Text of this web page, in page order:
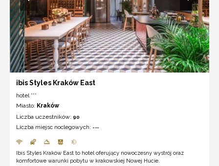
ibis Styles Kraków East
hotel ***
Miasto: Kraków
Liczba uczestników: 90
Liczba miejsc noclegowych: ---
Ibis Styles Kraków East to hotel oferujący nowoczesny wystrój oraz
komfortowe warunki pobytu w krakowskiej Nowej Hucie.